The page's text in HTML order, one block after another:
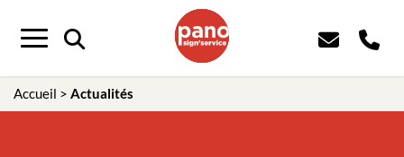
Menu
Accueil > Actualités
Panneau de gestion des cookies